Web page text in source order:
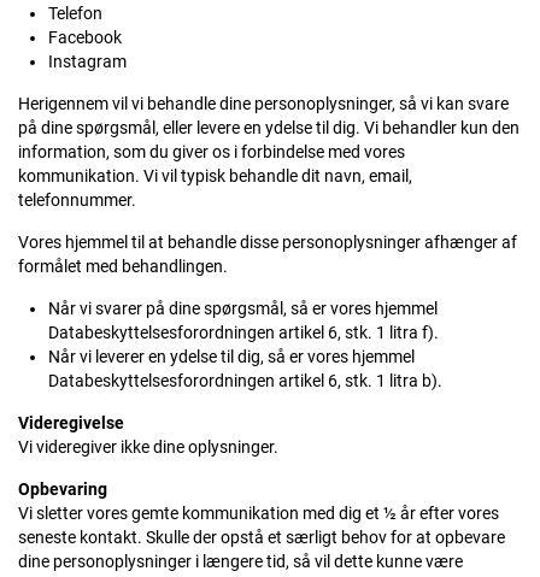
Telefon
Facebook
Instagram
Herigennem vil vi behandle dine personoplysninger, så vi kan svare
på dine spørgsmål, eller levere en ydelse til dig. Vi behandler kun den
information, som du giver os i forbindelse med vores
kommunikation. Vi vil typisk behandle dit navn, email,
telefonnummer.
Vores hjemmel til at behandle disse personoplysninger afhænger af
formålet med behandlingen.
Når vi svarer på dine spørgsmål, så er vores hjemmel
Databeskyttelsesforordningen artikel 6, stk. 1 litra f).
Når vi leverer en ydelse til dig, så er vores hjemmel
Databeskyttelsesforordningen artikel 6, stk. 1 litra b).
Videregivelse
Vi videregiver ikke dine oplysninger.
Opbevaring
Vi sletter vores gemte kommunikation med dig et ½ år efter vores
seneste kontakt. Skulle der opstå et særligt behov for at opbevare
dine personoplysninger i længere tid, så vil dette kunne være